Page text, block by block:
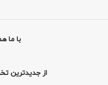
با ما
از جدیدترین